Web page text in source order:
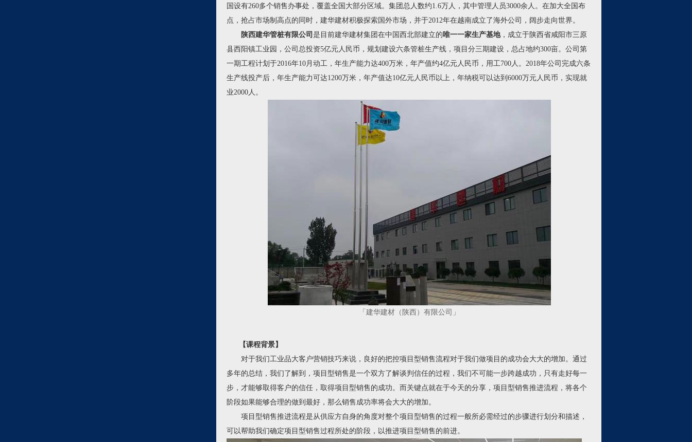
国设有260多个销售办事处，覆盖全国大部分区域。集团总人数约1.6万人，其中管理人员3000余人。在加大全国布
点，抢占市场制高点的同时，建华建材积极探索国外市场，并于2012年在越南成立了海外公司，阔步走向世界。
陕西建华管桩有限公司 是目前建华建材集团在中国西北部建立的唯一一家生产基地，成立于陕西省咸阳市三原
县西阳镇工业园，公司总投资5亿元人民币，规划建设六条管桩生产线，项目分三期建设，总占地约300亩。公司第
一期工程计划于2016年10月动工，年生产能力达400万米，年产值约4亿元人民币，用工700人。2018年公司完成六条
生产线投产后，年生产能力可达1200万米，年产值达10亿元人民币以上，年纳税可以达到6000万元人民币，实现就
业2000人。
「建华建材（陕西）有限公司 」
【课程背景】
对于我们工业品大客户营销技巧来说，良好的把控项目型销售流程对于我们做项目的成功会大大的增加。通过
多年的总结，我们了解到，项目型销售是一个双方了解谈判信任的过程，我们不可能一步跨越成功，只有走好每一
步，才能够取得客户的信任，取得项目型销售的成功。而关键点就在于今天的分享，项目型销售推进流程，将各个
阶段如果能够合理的做到最好，那么销售成功率将会大大的增加。
项目型销售推进流程是从供应方自身的角度对整个项目型销售的过程一般所必需经过的步骤进行划分和描述，
可以帮助我们确定项目型销售过程所处的阶段，以推进项目型销售的前进。